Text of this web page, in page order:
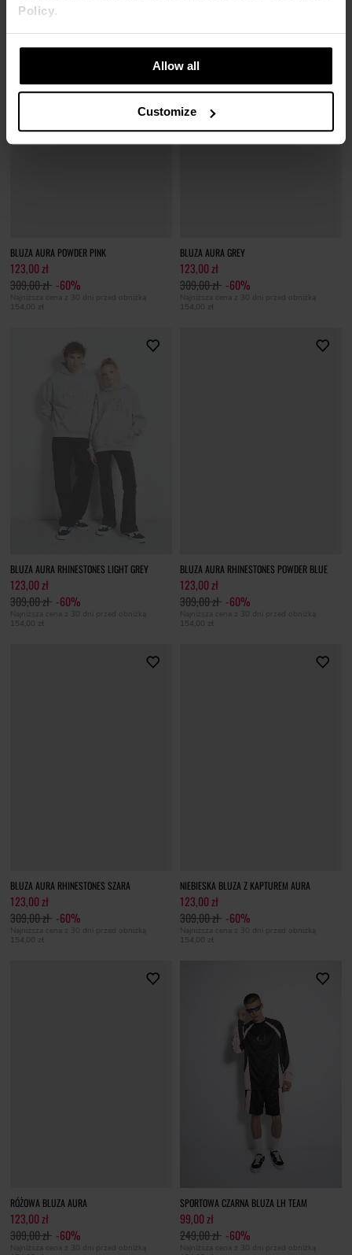
Policy.
Allow all
Customize
BLUZA AURA POWDER PINK
123,00 zł
309,00 zł -60%
Najniższa cena z 30 dni przed obniżką
154,00 zł
BLUZA AURA GREY
123,00 zł
309,00 zł -60%
Najniższa cena z 30 dni przed obniżką
154,00 zł
BLUZA AURA RHINESTONES LIGHT GREY
123,00 zł
309,00 zł -60%
Najniższa cena z 30 dni przed obniżką
154,00 zł
BLUZA AURA RHINESTONES POWDER BLUE
123,00 zł
309,00 zł -60%
Najniższa cena z 30 dni przed obniżką
154,00 zł
BLUZA AURA RHINESTONES SZARA
123,00 zł
309,00 zł -60%
Najniższa cena z 30 dni przed obniżką
154,00 zł
NIEBIESKA BLUZA Z KAPTUREM AURA
123,00 zł
309,00 zł -60%
Najniższa cena z 30 dni przed obniżką
154,00 zł
RÓŻOWA BLUZA AURA
123,00 zł
309,00 zł -60%
Najniższa cena z 30 dni przed obniżką
SPORTOWA CZARNA BLUZA LH TEAM
99,00 zł
249,00 zł -60%
Najniższa cena z 30 dni przed obniżką